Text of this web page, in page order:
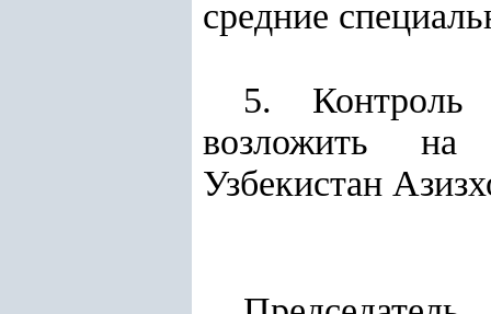
средние
5. Контроль
возложить на
Узбекистан